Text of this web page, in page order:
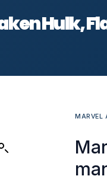
Hulk,
MARVEL